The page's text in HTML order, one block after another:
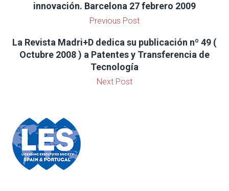
innovación. Barcelona 27 febrero 2009
Previous Post
La Revista Madri+D dedica su publicación nº 49 (
Octubre 2008 ) a Patentes y Transferencia de
Tecnología
Next Post